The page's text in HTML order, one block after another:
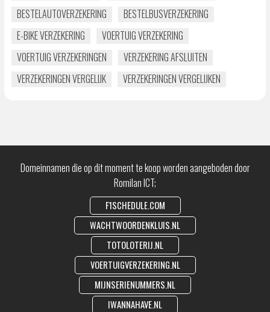
BESTELAUTOVERZEKERING
BESTELBUSVERZEKERING
E-BIKE VERZEKERING
VOERTUIG VERZEKERING
VOERTUIG VERZEKERINGEN
VERZEKERING AFSLUITEN
VERZEKERINGEN VERGELIJK
VERZEKERINGEN VERGELIJKEN
Domeinnamen die op dit moment te koop worden aangeboden door
Romilan ICT;